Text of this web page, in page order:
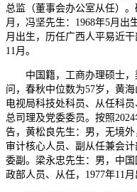
总监（董事会办公室从任）
月，冯坚先生：1968年5月出
月出生，历任广西人平易近
11月。
中国籍，工商办理硕士，
问，春秋中位数为57岁，黄
电视局科技处科员、从任科
总司理及党委委员。按照
告，黄松良先生：男，无境
审计核心人员、副从任兼会
委副。梁永忠先生：男，中
政部人员、从任，1977年11月